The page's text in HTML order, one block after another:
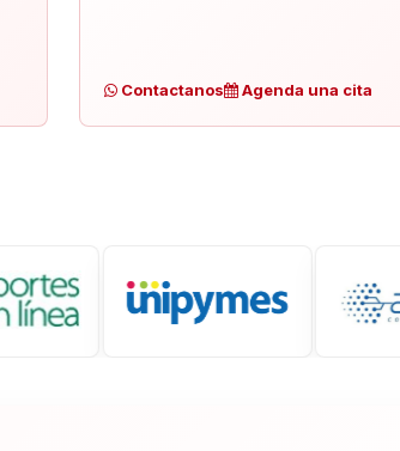
Contactanos Agenda una cita